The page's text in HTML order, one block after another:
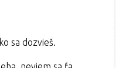
sa dozvieš.